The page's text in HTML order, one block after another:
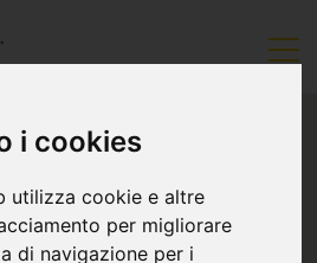
i cookies
utilizza cookie e altre
per migliorare
di navigazione per i